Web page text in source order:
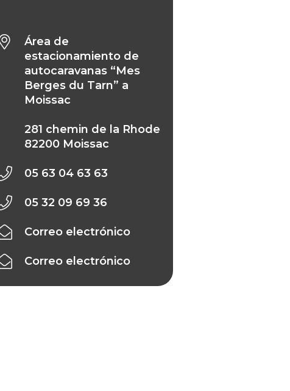
Área de
estacionamiento de
autocaravanas “Mes
Berges du Tarn” a
Moissac
281 chemin de la Rhode
82200 Moissac
05 63 04 63 63
05 32 09 69 36
Correo electrónico
Correo electrónico